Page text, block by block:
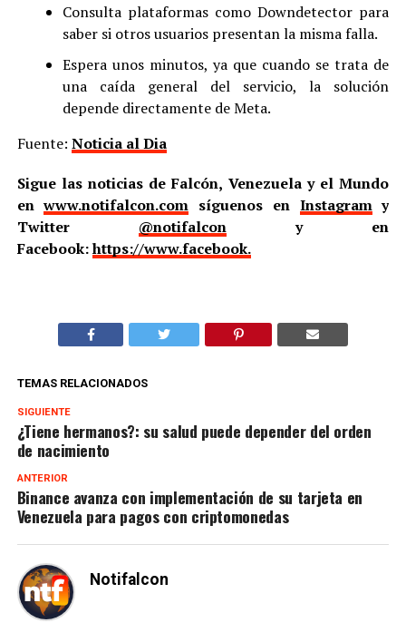
Consulta plataformas como Downdetector para
saber si otros usuarios presentan la misma falla.
Espera unos minutos, ya que cuando se trata de
una caída general del servicio, la solución
depende directamente de Meta.
Fuente: Noticia al Dia
Sigue las noticias de Falcón, Venezuela y el Mundo
enwww.notifalcon.com síguenos en Instagramy
Twitter @notifalcony en
Facebook:https://www.facebook.
TEMAS RELACIONADOS
SIGUIENTE
¿Tiene hermanos?: su salud puede depender del orden
de nacimiento
ANTERIOR
Binance avanza con implementación de su tarjeta en
Venezuela para pagos con criptomonedas
Notifalcon